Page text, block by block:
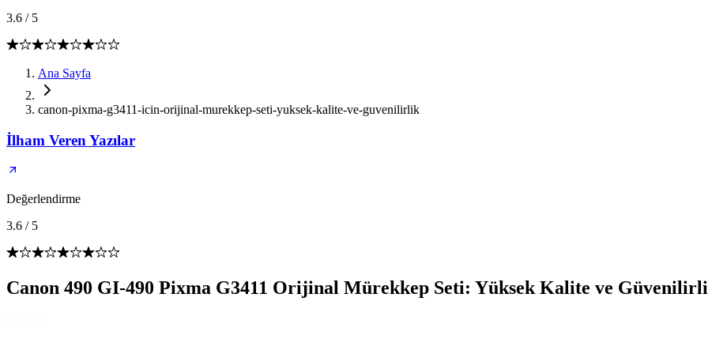
3.6 / 5
Ana Sayfa
canon-pixma-g3411-icin-orijinal-murekkep-seti-yuksek-kalite-ve-guvenilirlik
İlham Veren Yazılar
Değerlendirme
3.6 / 5
Canon 490 GI-490 Pixma G3411 Orijinal Mürekkep Seti: Yüksek Kalite ve